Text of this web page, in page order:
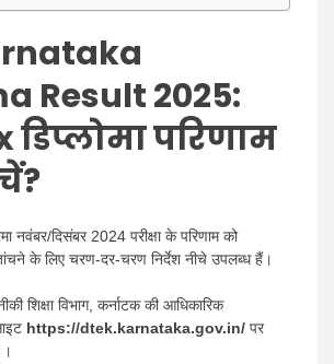
Result 2025:
डिप्लोमा परिणाम
नवंबर/दिसंबर 2024 परीक्षा के परिणाम को
के लिए चरण-दर-चरण निर्देश नीचे उपलब्ध हैं।
शिक्षा विभाग, कर्नाटक की आधिकारिक
https://dtek.karnataka.gov.in/ पर